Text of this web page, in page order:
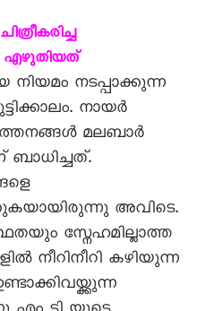
എഴുതിയത്
നടപ്പാക്കുന്ന
നായർ
മലബാർ
അവിടെ.
സ്നേഹമില്ലാത്ത
നീറിനീറി കഴിയുന്ന